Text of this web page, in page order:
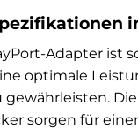
Adapter ist
optimale
Die
sorgen für